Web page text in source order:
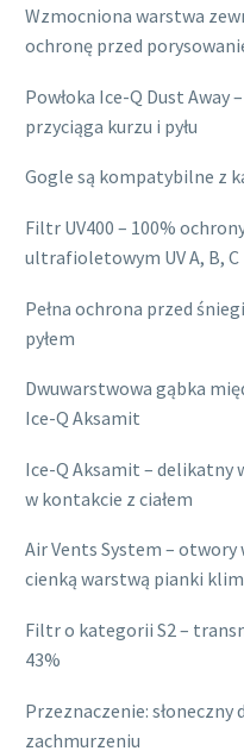
Wzmocniona warstwa
ochronę przed
Powłoka Ice-Q Dust Away
przyciąga kurzu i pyłu
Gogle są kompatybilne z
Filtr UV400 – 100%
ultrafioletowym UV A, B, C
Pełna ochrona przed
pyłem
Dwuwarstwowa gąbka
Ice-Q Aksamit
Ice-Q Aksamit – delikatny
w kontakcie z ciałem
Air Vents System –
cienką warstwą pianki
Filtr o kategorii S2 –
43%
Przeznaczenie: słoneczny
zachmurzeniu